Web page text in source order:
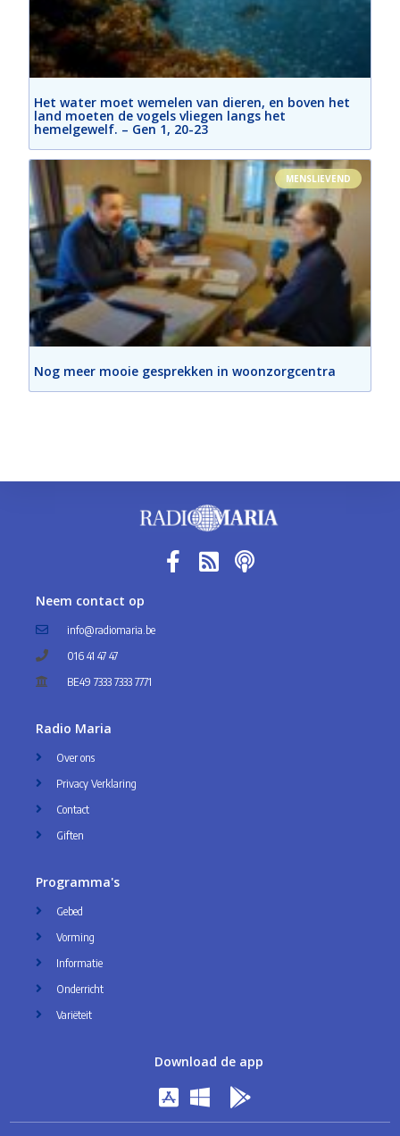
Het water moet wemelen van dieren, en boven het
land moeten de vogels vliegen langs het
hemelgewelf. – Gen 1, 20-23
MENSLIEVEND
Nog meer mooie gesprekken in woonzorgcentra
Neem contact op
info@radiomaria.be
016 41 47 47
BE49 7333 7333 7771
Radio Maria
Over ons
Privacy Verklaring
Contact
Giften
Programma's
Gebed
Vorming
Informatie
Onderricht
Variëteit
Download de app